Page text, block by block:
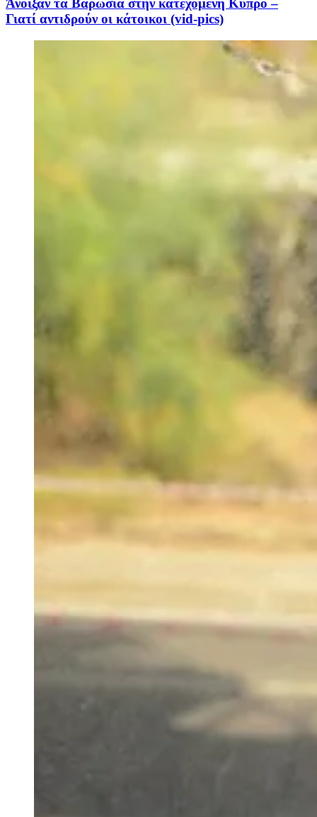
Άνοιξαν τα Βαρώσια στην κατεχόμενη Κύπρο –
Γιατί αντιδρούν οι κάτοικοι (vid-pics)